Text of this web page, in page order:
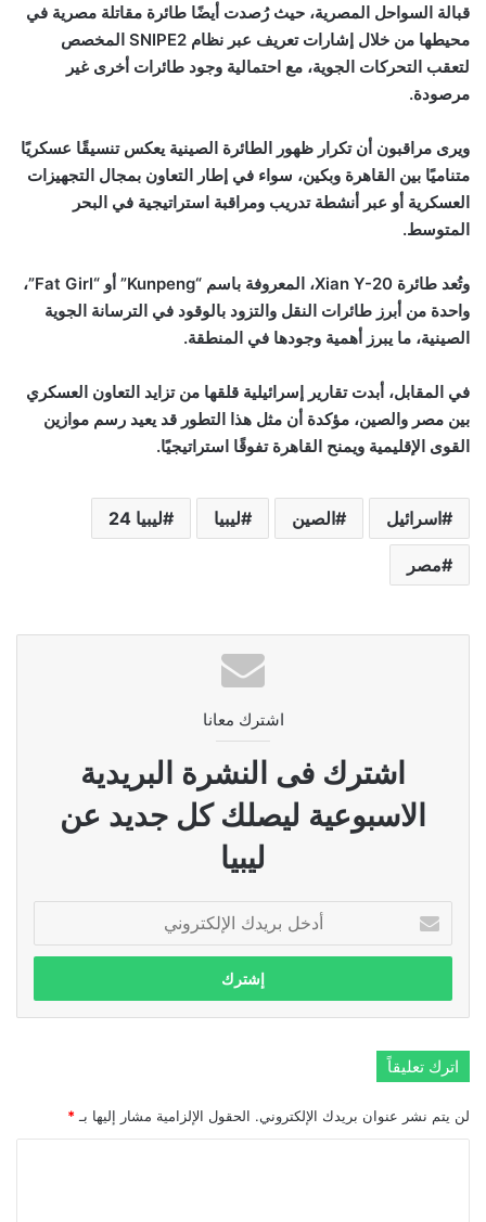
قبالة السواحل المصرية، حيث رُصدت أيضًا طائرة مقاتلة مصرية في
محيطها من خلال إشارات تعريف عبر نظام SNIPE2 المخصص
لتعقب التحركات الجوية، مع احتمالية وجود طائرات أخرى غير
مرصودة.
ويرى مراقبون أن تكرار ظهور الطائرة الصينية يعكس تنسيقًا عسكريًا
متناميًا بين القاهرة وبكين، سواء في إطار التعاون بمجال التجهيزات
العسكرية أو عبر أنشطة تدريب ومراقبة استراتيجية في البحر
المتوسط.
وتُعد طائرة Xian Y-20، المعروفة باسم “Kunpeng” أو “Fat Girl”
،
واحدة من أبرز طائرات النقل والتزود بالوقود في الترسانة الجوية
الصينية، ما يبرز أهمية وجودها في المنطقة.
في المقابل، أبدت تقارير إسرائيلية قلقها من تزايد التعاون العسكري
بين مصر والصين، مؤكدة أن مثل هذا التطور قد يعيد رسم موازين
القوى الإقليمية ويمنح القاهرة تفوقًا استراتيجيًا.
اسرائيل الصين ليبيا ليبيا 24
مصر
اشترك معانا
اشترك فى النشرة البريدية
الاسبوعية ليصلك كل جديد عن
ليبيا
بريدك
الإلكتروني
اترك تعليقاً
لن يتم نشر عنوان بريدك الإلكتروني. الحقول الإلزامية مشار إليها بـ *